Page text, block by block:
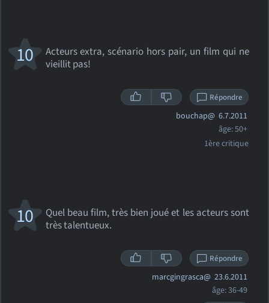
Acteurs extra, scénario hors pair, un film qui ne
vieillit pas!
10
Répondre
bouchap@ 6.7.2011
âge: 50+
1ère critique
Quel beau film, très bien joué et les acteurs sont
très talentueux.
10
Répondre
marcgingrasca@ 23.6.2011
âge: 36-49